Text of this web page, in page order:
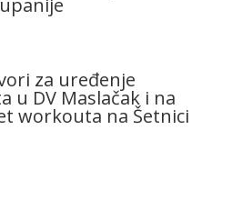
za uređenje
u DV Maslačak i na
workouta na Šetnici